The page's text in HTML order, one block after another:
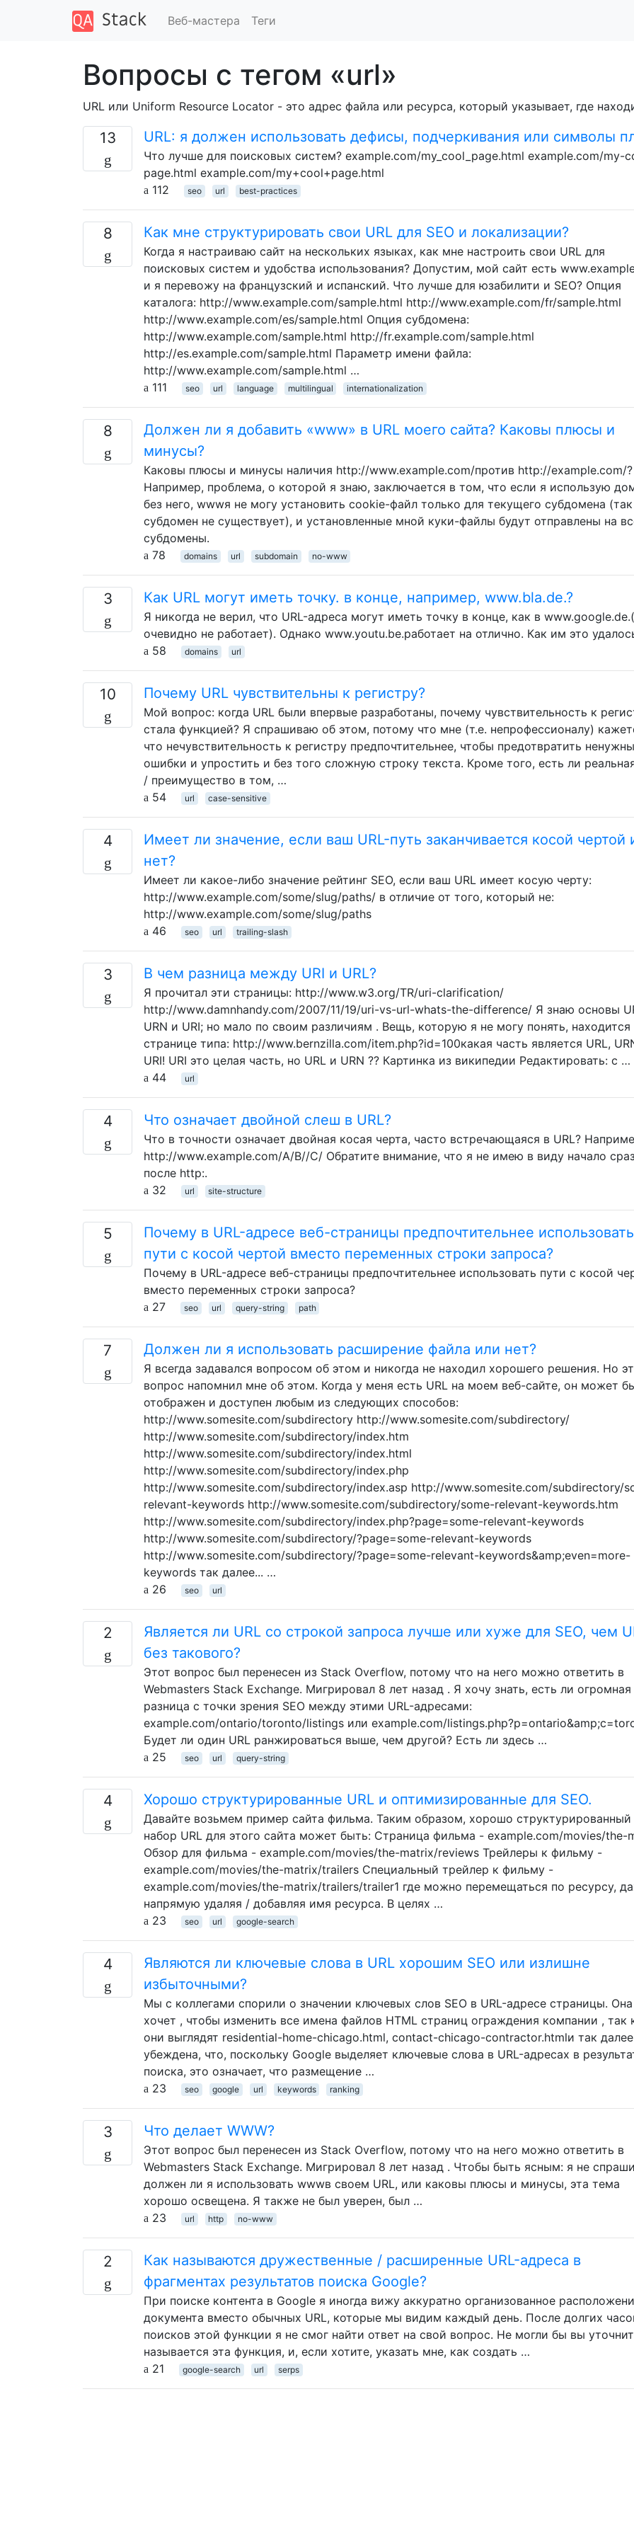
Веб-мастера Теги
Вопросы с тегом «url»
URL или Uniform Resource Locator - это адрес файла или ресурса, который указывает, где
13 URL: я должен использовать дефисы, подчеркивания или символы
Что лучше для поисковых систем? example.com/my_cool_page.html example.com/my-
page.html example.com/my+cool+page.html
112
seo url best-practices
8 Как мне структурировать свои URL для SEO и локализации?
Когда я настраиваю сайт на нескольких языках, как мне настроить свои URL для
поисковых систем и удобства использования? Допустим, мой сайт есть
и я перевожу на французский и испанский. Что лучше для юзабилити и SEO? Опция
каталога: http://www.example.com/sample.html http://www.example.com/fr/sample.html
http://www.example.com/es/sample.html Опция субдомена:
http://www.example.com/sample.html http://fr.example.com/sample.html
http://es.example.com/sample.html Параметр имени файла:
http://www.example.com/sample.html …
111
seo url language multilingual internationalization
8
Должен ли я добавить «www» в URL моего сайта? Каковы плюсы и
минусы?
Каковы плюсы и минусы наличия http://www.example.com/против http://example.com/?
Например, проблема, о которой я знаю, заключается в том, что если я использую
без него, wwwя не могу установить cookie-файл только для текущего субдомена (так
субдомен не существует), и установленные мной куки-файлы будут отправлены на
субдомены.
78
domains url subdomain no-www
3 Как URL могут иметь точку. в конце, например, www.bla.de.?
Я никогда не верил, что URL-адреса могут иметь точку в конце, как в
очевидно не работает). Однако www.youtu.be.работает на отлично. Как им это
58
domains url
10 Почему URL чувствительны к регистру?
Мой вопрос: когда URL были впервые разработаны, почему чувствительность к
стала функцией? Я спрашиваю об этом, потому что мне (т.е. непрофессионалу)
что нечувствительность к регистру предпочтительнее, чтобы предотвратить
ошибки и упростить и без того сложную строку текста. Кроме того, есть ли
/ преимущество в том, …
54
url case-sensitive
4
Имеет ли значение, если ваш URL-путь заканчивается косой чертой
нет?
Имеет ли какое-либо значение рейтинг SEO, если ваш URL имеет косую черту:
http://www.example.com/some/slug/paths/ в отличие от того, который не:
http://www.example.com/some/slug/paths
46
seo url trailing-slash
3 В чем разница между URI и URL?
Я прочитал эти страницы: http://www.w3.org/TR/uri-clarification/
http://www.damnhandy.com/2007/11/19/uri-vs-url-whats-the-difference/ Я знаю основы
URN и URI; но мало по своим различиям . Вещь, которую я не могу понять, находится
странице типа: http://www.bernzilla.com/item.php?id=100какая часть является URL,
URI! URI это целая часть, но URL и URN ?? Картинка из википедии Редактировать: с …
44
url
4 Что означает двойной слеш в URL?
Что в точности означает двойная косая черта, часто встречающаяся в URL?
http://www.example.com/A/B//C/ Обратите внимание, что я не имею в виду начало
после http:.
32
url site-structure
5
Почему в URL-адресе веб-страницы предпочтительнее использовать
пути с косой чертой вместо переменных строки запроса?
Почему в URL-адресе веб-страницы предпочтительнее использовать пути с косой
вместо переменных строки запроса?
27
seo url query-string path
7 Должен ли я использовать расширение файла или нет?
Я всегда задавался вопросом об этом и никогда не находил хорошего решения. Но
вопрос напомнил мне об этом. Когда у меня есть URL на моем веб-сайте, он может
отображен и доступен любым из следующих способов:
http://www.somesite.com/subdirectory http://www.somesite.com/subdirectory/
http://www.somesite.com/subdirectory/index.htm
http://www.somesite.com/subdirectory/index.html
http://www.somesite.com/subdirectory/index.php
http://www.somesite.com/subdirectory/index.asp http://www.somesite.com/subdirectory/
relevant-keywords http://www.somesite.com/subdirectory/some-relevant-keywords.htm
http://www.somesite.com/subdirectory/index.php?page=some-relevant-keywords
http://www.somesite.com/subdirectory/?page=some-relevant-keywords
http://www.somesite.com/subdirectory/?page=some-relevant-keywords&amp;even=more-
keywords так далее... …
26
seo url
2
Является ли URL со строкой запроса лучше или хуже для SEO, чем
без такового?
Этот вопрос был перенесен из Stack Overflow, потому что на него можно ответить в
Webmasters Stack Exchange. Мигрировал 8 лет назад . Я хочу знать, есть ли огромная
разница с точки зрения SEO между этими URL-адресами:
example.com/ontario/toronto/listings или example.com/
Будет ли один URL ранжироваться выше, чем другой? Есть ли здесь …
25
seo url query-string
4 Хорошо структурированные URL и оптимизированные для SEO.
Давайте возьмем пример сайта фильма. Таким образом, хорошо структурированный
набор URL для этого сайта может быть: Страница фильма - example.com/movies/the-
Обзор для фильма - example.com/movies/the-matrix/reviews Трейлеры к фильму -
example.com/movies/the-matrix/trailers Специальный трейлер к фильму -
example.com/movies/the-matrix/trailers/trailer1 где можно перемещаться по ресурсу,
напрямую удаляя / добавляя имя ресурса. В целях …
23
seo url google-search
4
Являются ли ключевые слова в URL хорошим SEO или излишне
избыточными?
Мы с коллегами спорили о значении ключевых слов SEO в URL-адресе страницы. Она
хочет , чтобы изменить все имена файлов HTML страниц ограждения компании , так
они выглядят residential-home-chicago.html, contact-chicago-contractor.htmlи так
убеждена, что, поскольку Google выделяет ключевые слова в URL-адресах в
поиска, это означает, что размещение …
23
seo google url keywords ranking
3 Что делает WWW?
Этот вопрос был перенесен из Stack Overflow, потому что на него можно ответить в
Webmasters Stack Exchange. Мигрировал 8 лет назад . Чтобы быть ясным: я не
должен ли я использовать wwwв своем URL, или каковы плюсы и минусы, эта тема
хорошо освещена. Я также не был уверен, был …
23
url http no-www
2
Как называются дружественные / расширенные URL-адреса в
фрагментах результатов поиска Google?
При поиске контента в Google я иногда вижу аккуратно организованное
документа вместо обычных URL, которые мы видим каждый день. После долгих
поисков этой функции я не смог найти ответ на свой вопрос. Не могли бы вы
называется эта функция, и, если хотите, указать мне, как создать …
21
google-search url serps